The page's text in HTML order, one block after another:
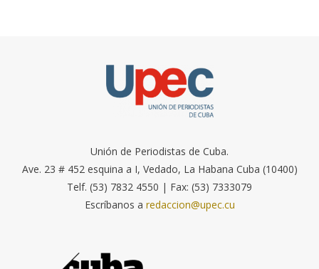
Unión de Periodistas de Cuba.
Ave. 23 # 452 esquina a I, Vedado, La Habana Cuba (10400)
Telf. (53) 7832 4550 | Fax: (53) 7333079
Escríbanos a redaccion@upec.cu